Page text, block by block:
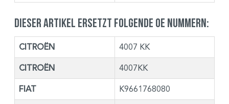
Dieser Artikel ersetzt folgende OE Nummern:
CITROËN 4007 KK
CITROËN 4007KK
FIAT K9661768080